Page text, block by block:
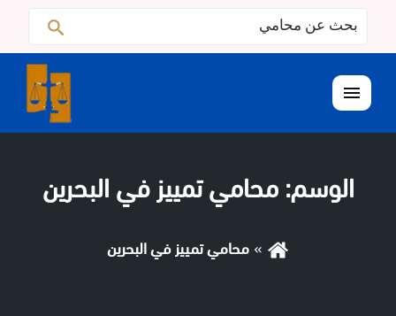
البحث
عن:
القائمة
الوسم:محامي تمييز في البحرين
محامي تمييز في البحرين